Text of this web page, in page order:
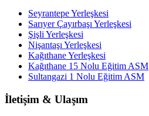
Seyrantepe Yerleşkesi
Sarıyer Çayırbaşı Yerleşkesi
Şişli Yerleşkesi
Nişantaşı Yerleşkesi
Kağıthane Yerleşkesi
Kağıthane 15 Nolu Eğitim ASM
Sultangazi 1 Nolu Eğitim ASM
İletişim & Ulaşım